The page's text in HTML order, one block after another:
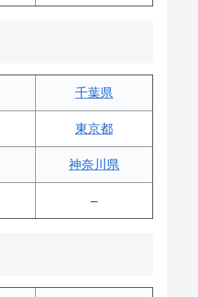
千葉県
東京都
神奈川県
–